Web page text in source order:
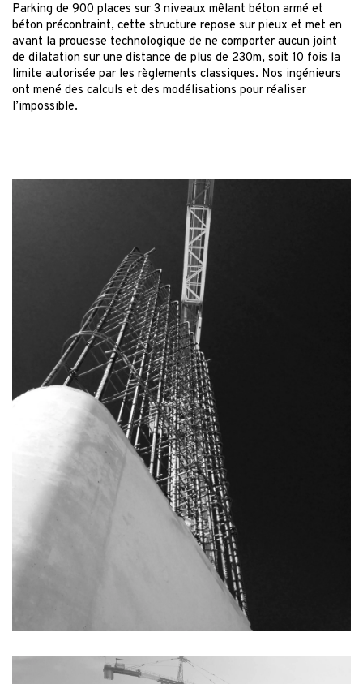
Parking de 900 places sur 3 niveaux mêlant béton armé et
béton précontraint, cette structure repose sur pieux et met en
avant la prouesse technologique de ne comporter aucun joint
de dilatation sur une distance de plus de 230m, soit 10 fois la
limite autorisée par les règlements classiques. Nos ingénieurs
ont mené des calculs et des modélisations pour réaliser
l’impossible.